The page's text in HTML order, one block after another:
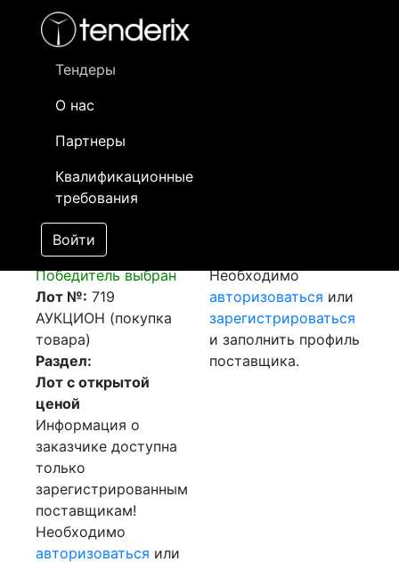
Тендеры
О нас
Партнеры
Квалификационные
требования
Войти
- активный лот
- сохраненный лот (не опубликован)
Закупка: Перевозка
алюминиевая шина г.
Березовский (РФ) -
г. Алматы (РК)
[Завершен]
Победитель выбран
Лот №: 719
АУКЦИОН (покупка
товара)
Раздел:
Лот с открытой
ценой
Информация о
заказчике доступна
только
зарегистрированным
поставщикам!
Необходимо
авторизоваться или
Необходимо
авторизоваться или
зарегистрироваться
и заполнить профиль
поставщика.